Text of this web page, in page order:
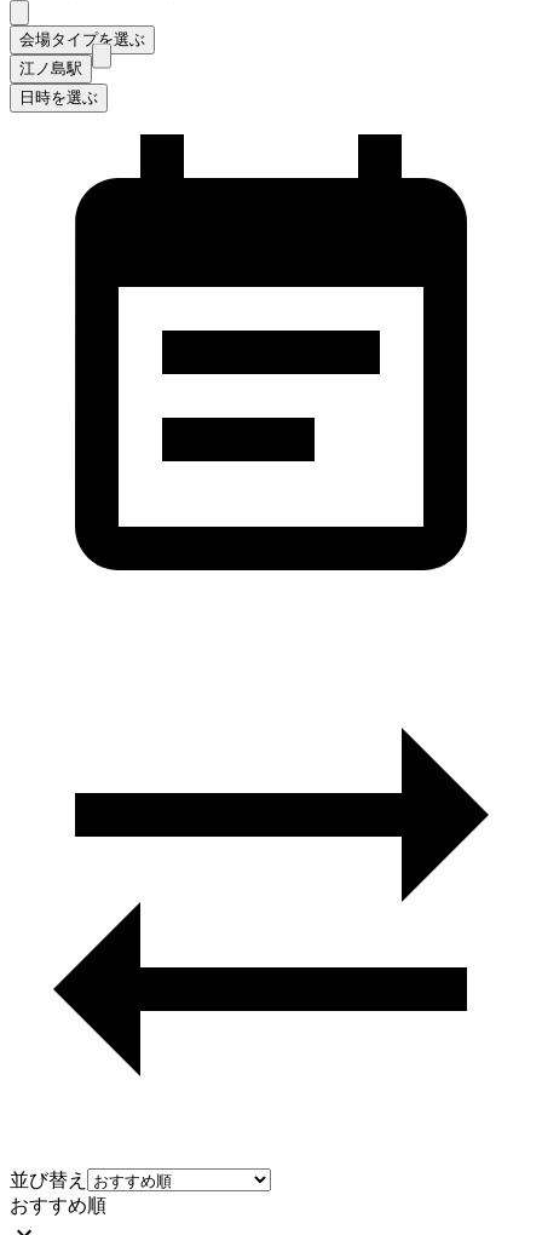
会場タイプを選ぶ
江ノ島駅
日時を選ぶ
並び替え
おすすめ順